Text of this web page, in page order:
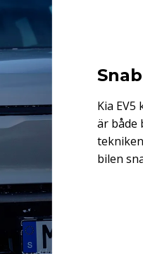
Kia
är både
bilen